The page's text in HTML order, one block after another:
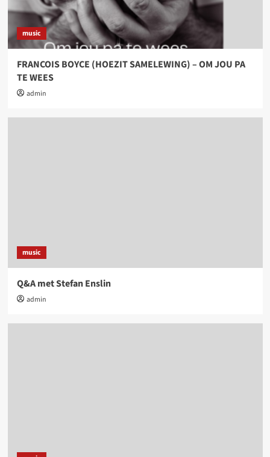
music
FRANCOIS BOYCE (HOEZIT SAMELEWING) – OM JOU PA
TE WEES
admin
music
Q&A met Stefan Enslin
admin